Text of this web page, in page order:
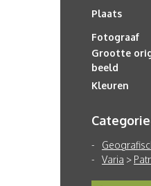
Plaats
Fotograaf
Grootte
beeld
Kleuren
Varia >